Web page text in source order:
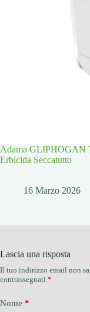
Adama GLIPHOGAN
Erbicida Seccatutto
16 Marzo 2026
Lascia una risposta
Il tuo indirizzo email non
contrassegnati *
Nome *